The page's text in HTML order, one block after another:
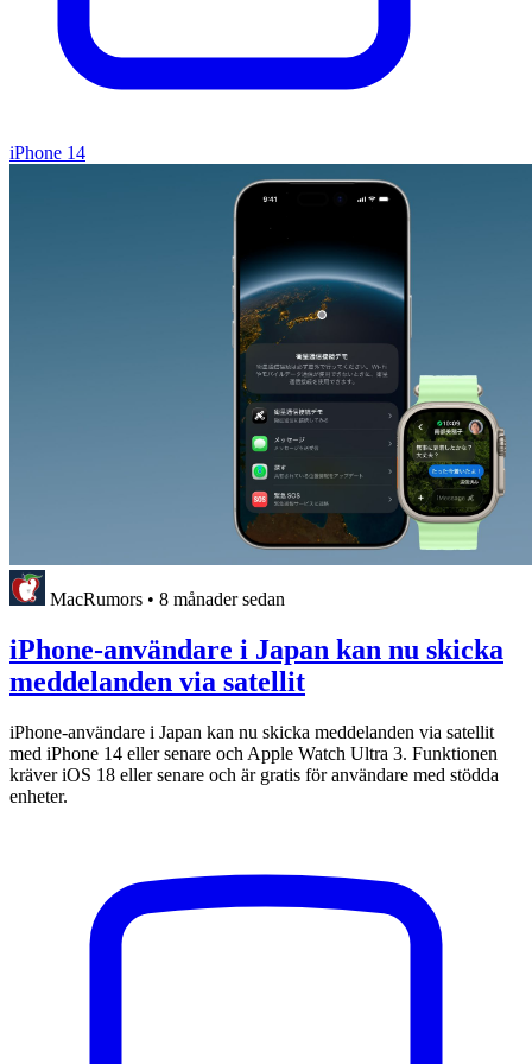
iPhone 14
MacRumors • 8 månader sedan
iPhone-användare i Japan kan nu skicka
meddelanden via satellit
iPhone-användare i Japan kan nu skicka meddelanden via satellit
med iPhone 14 eller senare och Apple Watch Ultra 3. Funktionen
kräver iOS 18 eller senare och är gratis för användare med stödda
enheter.